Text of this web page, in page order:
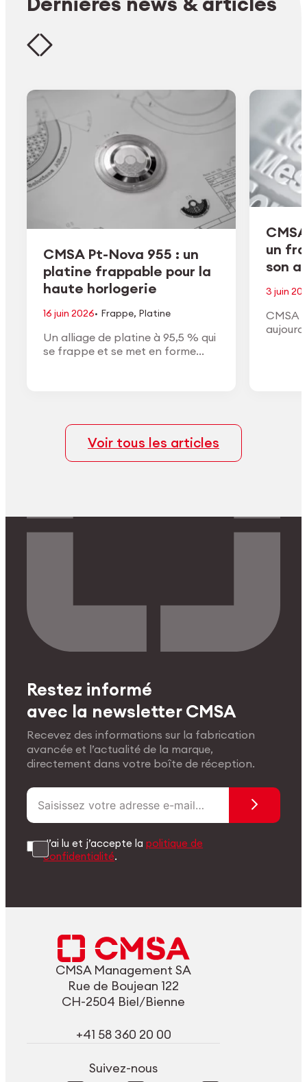
CMSA Pt-Nova 955 : un
platine frappable pour la
haute horlogerie
16 juin 2026· Frappe, Platine
Un alliage de platine à 95,5 % qui
se frappe et se met en forme
un
son
3 juin
CMSA
Voir tous les articles
Restez informé
avec la newsletter CMSA
Recevez des informations sur la fabrication
avancée et l’actualité de la marque,
directement dans votre boîte de réception.
J’ai lu et j’accepte lapolitique de
confidentialité.
CMSA Management SA
Rue de Boujean 122
CH-2504 Biel/Bienne
+41 58 360 20 00
Suivez-nous